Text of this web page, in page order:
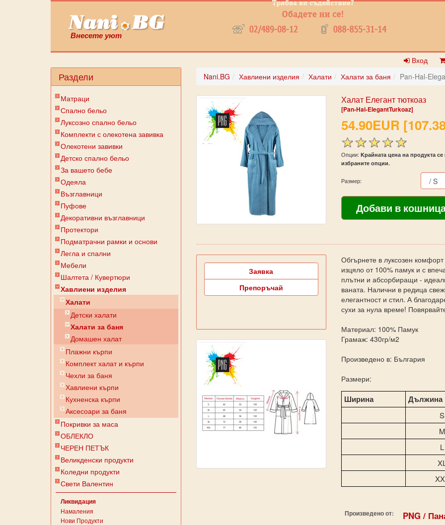
Внесете уют
Вход
Раздели
Матраци
Спално бельо
Луксозно спално бельо
Комплекти с олекотена завивка
Олекотени завивки
Детско спално бельо
За вашето бебе
Одеяла
Възглавници
Пуфове
Декоративни възглавници
Протектори
Подматрачни рамки и основи
Легла и спални
Мебели
Шалтета / Кувертюри
Хавлиени изделия
Халати
Детски халати
Халати за баня
Домашен халат
Плажни кърпи
Комплект халат и кърпи
Чехли за баня
Хавлиени кърпи
Кухненска кърпи
Аксесоари за баня
Покривки за маса
ОБЛЕКЛО
ЧЕРЕН ПЕТЪК
Великденски продукти
Коледни продукти
Свети Валентин
Ликвидация
Намаления
Нови Продукти
Nani.BG Хавлиени изделия Халати Халати за баня Pan-Hal-
Халат Елегант тюткоаз
[Pan-Hal-ElegantTurkoaz]
54.90EUR
Опции: Kрайната цена на продукта
избраните опции.
Размер:
Заявка
Препоръчай
Обгърнете в луксозен
изцяло от 100% памук и с
плътни и абсорбиращи -
ваната. Налични в редица
елегантност и стил. А
сухи за нула време!
Материал: 100% Памук
Грамаж: 430гр/м2
Произведено в: България
Размери:
Ширина Дължина
S
M
L
Произведено от: PNG /